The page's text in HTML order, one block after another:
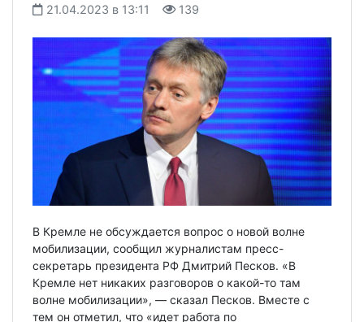
21.04.2023 в 13:11 139
В Кремле не обсуждается вопрос о новой волне
мобилизации, сообщил журналистам пресс-
секретарь президента РФ Дмитрий Песков. «В
Кремле нет никаких разговоров о какой-то там
волне мобилизации», — сказал Песков. Вместе с
тем он отметил, что «идет работа по